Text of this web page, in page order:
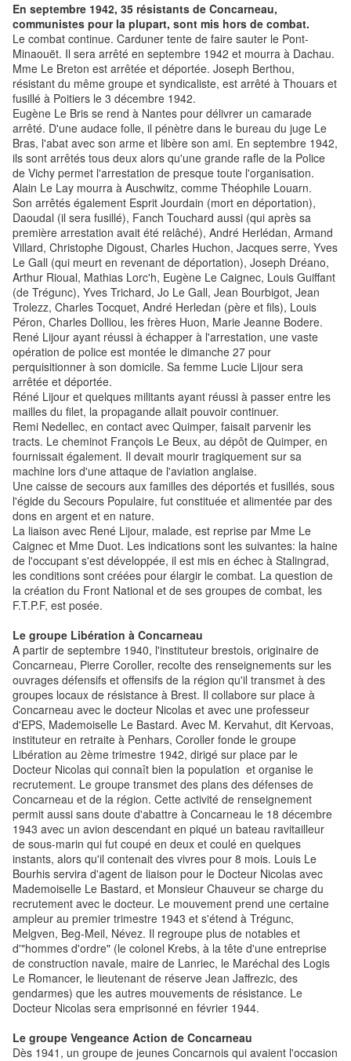
En septembre 1942, 35 résistants de Concarneau,
communistes pour la plupart, sont mis hors de combat.
Le combat continue. Carduner tente de faire sauter le Pont-
Minaouët. Il sera arrêté en septembre 1942 et mourra à Dachau.
Mme Le Breton est arrêtée et déportée. Joseph Berthou,
résistant du même groupe et syndicaliste, est arrêté à Thouars et
fusillé à Poitiers le 3 décembre 1942.
Eugène Le Bris se rend à Nantes pour délivrer un camarade
arrêté. D'une audace folle, il pénètre dans le bureau du juge Le
Bras, l'abat avec son arme et libère son ami. En septembre 1942,
ils sont arrêtés tous deux alors qu'une grande rafle de la Police
de Vichy permet l'arrestation de presque toute l'organisation.
Alain Le Lay mourra à Auschwitz, comme Théophile Louarn.
Son arrêtés également Esprit Jourdain (mort en déportation),
Daoudal (il sera fusillé), Fanch Touchard aussi (qui après sa
première arrestation avait été relâché), André Herlédan, Armand
Villard, Christophe Digoust, Charles Huchon, Jacques serre, Yves
Le Gall (qui meurt en revenant de déportation), Joseph Dréano,
Arthur Rioual, Mathias Lorc'h, Eugène Le Caignec, Louis Guiffant
(de Trégunc), Yves Trichard, Jo Le Gall, Jean Bourbigot, Jean
Trolezz, Charles Tocquet, André Herledan (père et fils), Louis
Péron, Charles Dolliou, les frères Huon, Marie Jeanne Bodere.
René Lijour ayant réussi à échapper à l'arrestation, une vaste
opération de police est montée le dimanche 27 pour
perquisitionner à son domicile. Sa femme Lucie Lijour sera
arrêtée et déportée.
Réné Lijour et quelques militants ayant réussi à passer entre les
mailles du filet, la propagande allait pouvoir continuer.
Remi Nedellec, en contact avec Quimper, faisait parvenir les
tracts. Le cheminot François Le Beux, au dépôt de Quimper, en
fournissait également. Il devait mourir tragiquement sur sa
machine lors d'une attaque de l'aviation anglaise.
Une caisse de secours aux familles des déportés et fusillés, sous
l'égide du Secours Populaire, fut constituée et alimentée par des
dons en argent et en nature.
La liaison avec René Lijour, malade, est reprise par Mme Le
Caignec et Mme Duot. Les indications sont les suivantes: la haine
de l'occupant s'est développée, il est mis en échec à Stalingrad,
les conditions sont créées pour élargir le combat. La question de
la création du Front National et de ses groupes de combat, les
F.T.P.F, est posée.
Le groupe Libération à Concarneau
A partir de septembre 1940, l'instituteur brestois, originaire de
Concarneau, Pierre Coroller, recolte des renseignements sur les
ouvrages défensifs et offensifs de la région qu'il transmet à des
groupes locaux de résistance à Brest. Il collabore sur place à
Concarneau avec le docteur Nicolas et avec une professeur
d'EPS, Mademoiselle Le Bastard. Avec M. Kervahut, dit Kervoas,
instituteur en retraite à Penhars, Coroller fonde le groupe
Libération au 2ème trimestre 1942, dirigé sur place par le
Docteur Nicolas qui connaît bien la population et organise le
recrutement. Le groupe transmet des plans des défenses de
Concarneau et de la région. Cette activité de renseignement
permit aussi sans doute d'abattre à Concarneau le 18 décembre
1943 avec un avion descendant en piqué un bateau ravitailleur
de sous-marin qui fut coupé en deux et coulé en quelques
instants, alors qu'il contenait des vivres pour 8 mois. Louis Le
Bourhis servira d'agent de liaison pour le Docteur Nicolas avec
Mademoiselle Le Bastard, et Monsieur Chauveur se charge du
recrutement avec le docteur. Le mouvement prend une certaine
ampleur au premier trimestre 1943 et s'étend à Trégunc,
Melgven, Beg-Meil, Névez. Il regroupe plus de notables et
d'"hommes d'ordre" (le colonel Krebs, à la tête d'une entreprise
de construction navale, maire de Lanriec, le Maréchal des Logis
Le Romancer, le lieutenant de réserve Jean Jaffrezic, des
gendarmes) que les autres mouvements de résistance. Le
Docteur Nicolas sera emprisonné en février 1944.
Le groupe Vengeance Action de Concarneau
Dès 1941, un groupe de jeunes Concarnois qui avaient l'occasion